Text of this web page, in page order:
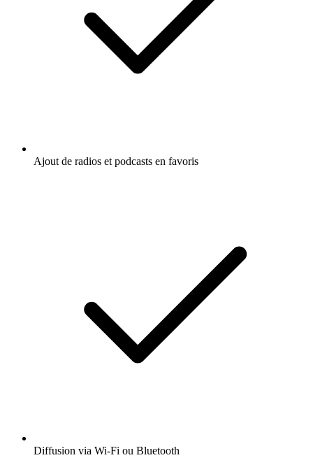
Ajout de radios et podcasts en favoris
Diffusion via Wi-Fi ou Bluetooth